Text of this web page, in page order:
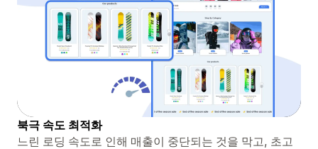
북극 속도 최적화
느린 로딩 속도로 인해 매출이 중단되는 것을 막고, 초고